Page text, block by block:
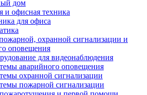
дом
и офисная техника
для офиса
охранной сигнализации и
оповещения
для видеонаблюдения
аварийного оповещения
охранной сигнализации
пожарной сигнализации